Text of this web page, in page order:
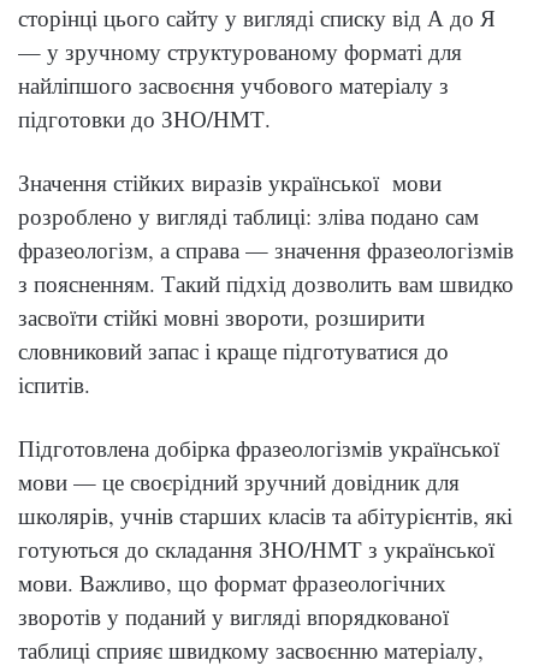
сторінці цього сайту у вигляді списку від А до Я
— у зручному структурованому форматі для
найліпшого засвоєння учбового матеріалу з
підготовки до ЗНО/НМТ.
Значення стійких виразів української мови
розроблено у вигляді таблиці: зліва подано сам
фразеологізм, а справа — значення фразеологізмів
з поясненням. Такий підхід дозволить вам швидко
засвоїти стійкі мовні звороти, розширити
словниковий запас і краще підготуватися до
іспитів.
Підготовлена добірка фразеологізмів української
мови — це своєрідний зручний довідник для
школярів, учнів старших класів та абітурієнтів, які
готуються до складання ЗНО/НМТ з української
мови. Важливо, що формат фразеологічних
зворотів у поданий у вигляді впорядкованої
таблиці сприяє швидкому засвоєнню матеріалу,